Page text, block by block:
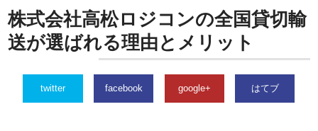
株式会社高松ロジコンの全国貸切輸
送が選ばれる理由とメリット
twitter facebook google+ はてブ